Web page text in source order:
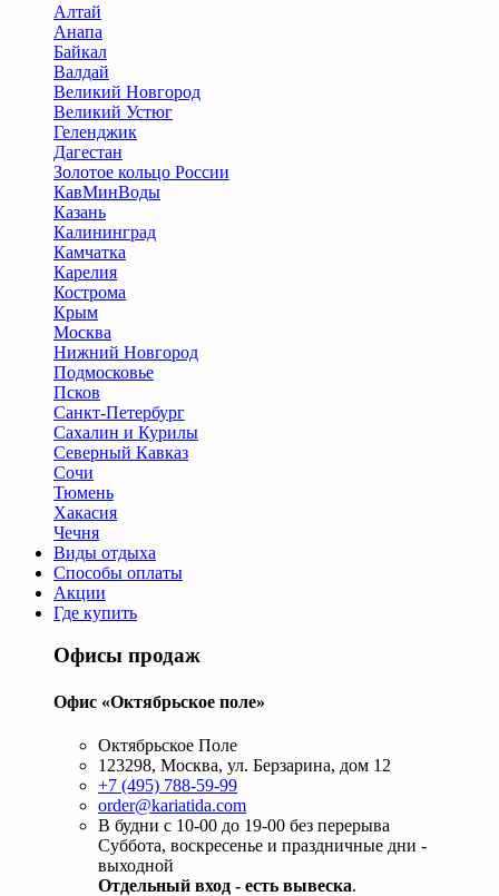
Алтай
Анапа
Байкал
Валдай
Великий Новгород
Великий Устюг
Геленджик
Дагестан
Золотое кольцо России
КавМинВоды
Казань
Калининград
Камчатка
Карелия
Кострома
Крым
Москва
Нижний Новгород
Подмосковье
Псков
Санкт-Петербург
Сахалин и Курилы
Северный Кавказ
Сочи
Тюмень
Хакасия
Чечня
Виды отдыха
Способы оплаты
Акции
Где купить
Офисы продаж
Офис «Октябрьское поле»
Октябрьское Поле
123298, Москва, ул. Берзарина, дом 12
+7 (495) 788-59-99
order@kariatida.com
В будни с 10-00 до 19-00 без перерыва
Суббота, воскресенье и праздничные дни -
выходной
Отдельный вход - есть вывеска.